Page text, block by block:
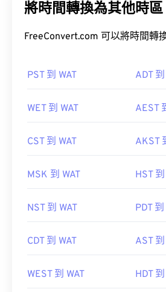
將時間轉換為其他時區
FreeConvert.com 可以將時間轉
PST 到 WAT ADT
WET 到 WAT AEST
CST 到 WAT AKST
MSK 到 WAT HST
NST 到 WAT PDT 到
CDT 到 WAT AST
WEST 到 WAT HDT